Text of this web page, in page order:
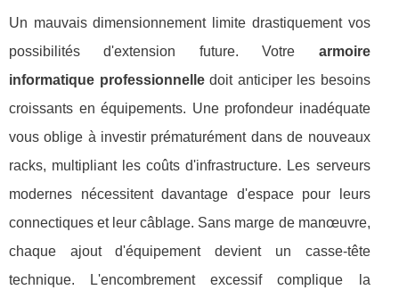
Un mauvais dimensionnement limite drastiquement vos
possibilités d'extension future. Votre armoire
informatique professionnelledoit anticiper les besoins
croissants en équipements. Une profondeur inadéquate
vous oblige à investir prématurément dans de nouveaux
racks, multipliant les coûts d'infrastructure. Les serveurs
modernes nécessitent davantage d'espace pour leurs
connectiques et leur câblage. Sans marge de manœuvre,
chaque ajout d'équipement devient un casse-tête
technique. L'encombrement excessif complique la